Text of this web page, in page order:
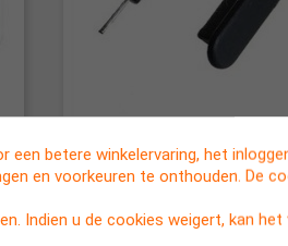
Snel bekijken
Set stofkapjes (dust cap)
iPhone 3, 3G, 3Gs, 4, 4G, 4S
€ 0,75
betere winkelervaring, het
en voorkeuren te onthouden. De
Indien u de cookies weigert, kan het